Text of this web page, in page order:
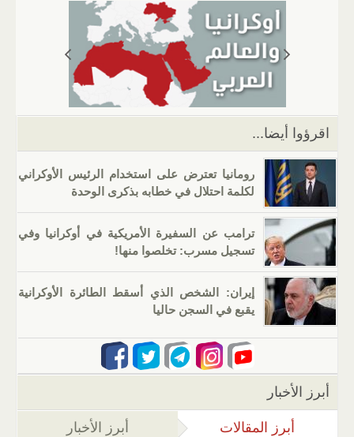
k
er
e
dI
n
g
er
gr
a
m
s
A
p
اقرؤوا أيضا...
رومانيا تعترض على استخدام الرئيس الأوكراني
لكلمة احتلال في خطابه بذكرى الوحدة
ترامب عن السفيرة الأمريكية في أوكرانيا وفي
تسجيل مسرب: تخلصوا منها!
إيران: الشخص الذي أسقط الطائرة الأوكرانية
يقبع في السجن حاليا
أبرز الأخبار
أبرز المقالات (علامة التبويب النشطة)
أبرز الأخبار